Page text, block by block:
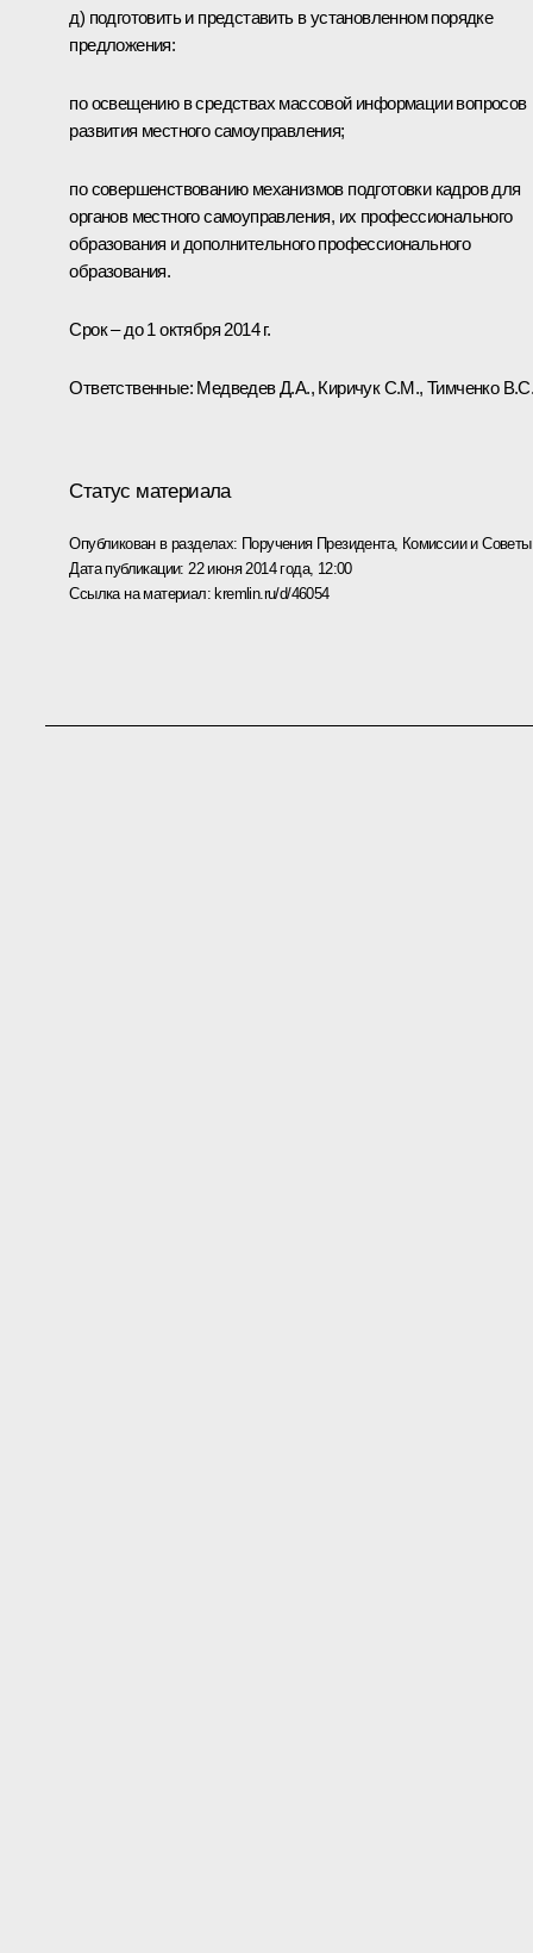
д) подготовить и представить в установленном порядке
предложения:
по освещению в средствах массовой информации вопросов
развития местного самоуправления;
по совершенствованию механизмов подготовки кадров для
органов местного самоуправления, их профессионального
образования и дополнительного профессионального
образования.
Срок – до 1 октября 2014 г.
Ответственные: Медведев Д.А., Киричук С.М., Тимченко
Статус материала
Опубликован в разделах: Поручения Президента, Комиссии и Советы
Дата публикации: 22 июня 2014 года, 12:00
Ссылка на материал: kremlin.ru/d/46054